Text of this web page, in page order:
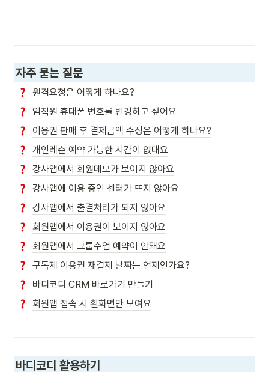
자주 묻는 질문
원격요청은 어떻게 하나요?
임직원 휴대폰 번호를 변경하고 싶어요
이용권 판매 후 결제금액 수정은 어떻게 하나요?
개인레슨 예약 가능한 시간이 없대요
강사앱에서 회원메모가 보이지 않아요
강사앱에 이용 중인 센터가 뜨지 않아요
강사앱에서 출결처리가 되지 않아요
회원앱에서 이용권이 보이지 않아요
회원앱에서 그룹수업 예약이 안돼요
구독제 이용권 재결제 날짜는 언제인가요?
바디코디 CRM 바로가기 만들기
회원앱 접속 시 흰화면만 보여요
바디코디 활용하기